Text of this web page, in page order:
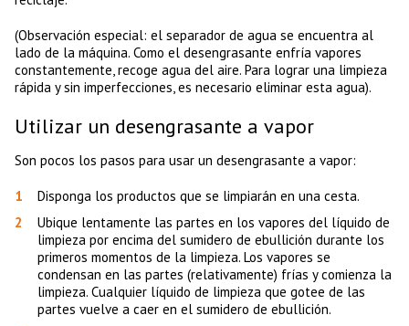
(Observación especial: el separador de agua se encuentra al
lado de la máquina. Como el desengrasante enfría vapores
constantemente, recoge agua del aire. Para lograr una limpieza
rápida y sin imperfecciones, es necesario eliminar esta agua).
Utilizar un desengrasante a vapor
Son pocos los pasos para usar un desengrasante a vapor:
Disponga los productos que se limpiarán en una cesta.
Ubique lentamente las partes en los vapores del líquido de
limpieza por encima del sumidero de ebullición durante los
primeros momentos de la limpieza. Los vapores se
condensan en las partes (relativamente) frías y comienza la
limpieza. Cualquier líquido de limpieza que gotee de las
partes vuelve a caer en el sumidero de ebullición.